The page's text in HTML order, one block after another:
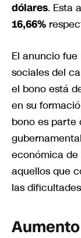
dólares. Esta
16,66%
El anuncio
sociales del
el bono está
en su
bono es parte
económica de
aquellos que
las